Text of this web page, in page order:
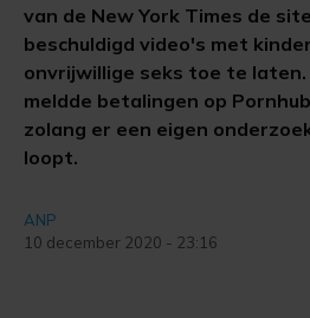
van de New York Times de
beschuldigd video's met
onvrijwillige seks toe te
meldde betalingen op
zolang er een eigen
loopt.
ANP
10 december 2020 - 23:16